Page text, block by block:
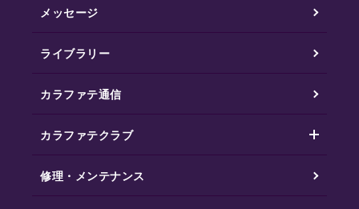
メッセージ
ライブラリー
カラファテ通信
カラファテクラブ
修理・メンテナンス